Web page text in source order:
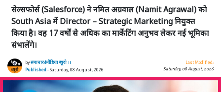
सेल्सफोर्स (Salesforce) ने नमित अग्रवाल (Namit Agrawal) को
South Asia में Director – Strategic Marketing नियुक्त
किया है। वह 17 वर्षों से अधिक का मार्केटिंग अनुभव लेकर नई भूमिका
संभालेंगे।
byसमाचार4मीडिया ब्यूरो ।।
Published- Saturday, 08 August, 2026
Last Modified:
Saturday, 08 August, 2026